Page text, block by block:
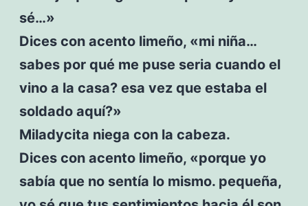
sé…»
Dices con acento limeño, «mi niña…
sabes por qué me puse seria cuando el
vino a la casa? esa vez que estaba el
soldado aquí?»
Miladycita niega con la cabeza.
Dices con acento limeño, «porque yo
sabía que no sentía lo mismo. pequeña,